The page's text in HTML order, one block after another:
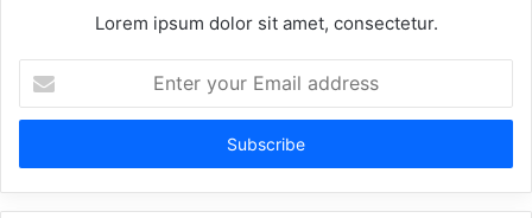
Lorem ipsum dolor sit amet, consectetur.
Enter
your
Email